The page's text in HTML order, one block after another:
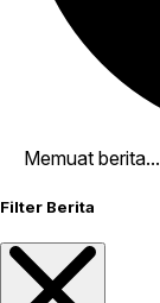
Memuat berita...
Filter Berita